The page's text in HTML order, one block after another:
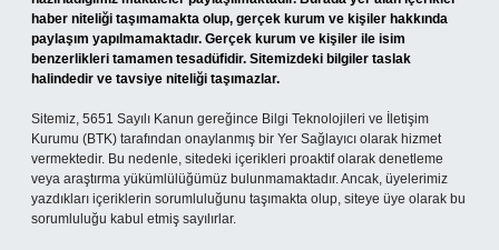
haber niteliği taşımamakta olup, gerçek kurum ve kişiler hakkında
paylaşım yapılmamaktadır. Gerçek kurum ve kişiler ile isim
benzerlikleri tamamen tesadüfidir. Sitemizdeki bilgiler taslak
halindedir ve tavsiye niteliği taşımazlar.
Sitemiz, 5651 Sayılı Kanun gereğince Bilgi Teknolojileri ve İletişim
Kurumu (BTK) tarafından onaylanmış bir Yer Sağlayıcı olarak hizmet
vermektedir. Bu nedenle, sitedeki içerikleri proaktif olarak denetleme
veya araştırma yükümlülüğümüz bulunmamaktadır. Ancak, üyelerimiz
yazdıkları içeriklerin sorumluluğunu taşımakta olup, siteye üye olarak bu
sorumluluğu kabul etmiş sayılırlar.